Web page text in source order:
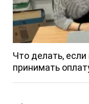
Что делать,
принимать